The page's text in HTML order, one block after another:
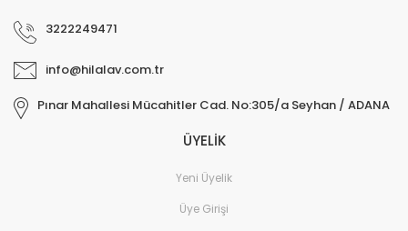
3222249471
info@hilalav.com.tr
Pınar Mahallesi Mücahitler Cad. No:305/a Seyhan / ADANA
ÜYELİK
Yeni Üyelik
Üye Girişi